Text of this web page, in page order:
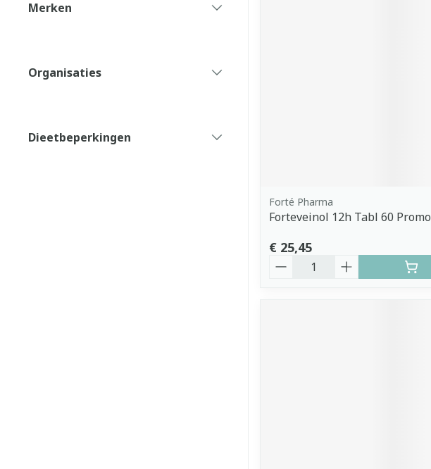
Merken
Organisaties
Dieetbeperkingen
Forté Pharma
Forteveinol 12h Tabl 60 Promo
€ 25,45